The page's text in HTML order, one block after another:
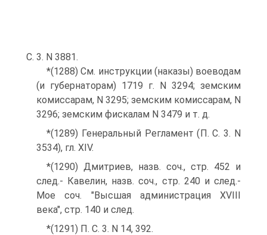
С. 3. N 3881.
*(1288) См. инструкции (наказы) воеводам
(и губернаторам) 1719 г. N 3294; земским
комиссарам, N 3295; земским комиссарам, N
3296; земским фискалам N 3479 и т. д.
*(1289) Генеральный Регламент (П. С. 3. N
3534), гл. XIV.
*(1290) Дмитриев, назв. соч., стр. 452 и
след.- Кавелин, назв. соч., стр. 240 и след.-
Мое соч. "Высшая администрация XVIII
века", стр. 140 и след.
*(1291) П. С. 3. N 14, 392.